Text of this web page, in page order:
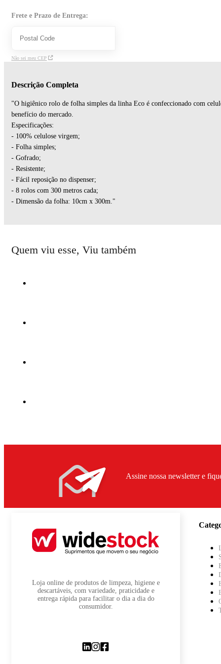
Frete e Prazo de Entrega:
Não sei meu CEP
Descrição Completa
"O higiênico rolo de folha simples da linha Eco é confeccionado com
benefício do mercado.
Especificações:
- 100% celulose virgem;
- Folha simples;
- Gofrado;
- Resistente;
- Fácil reposição no dispenser;
- 8 rolos com 300 metros cada;
- Dimensão da folha: 10cm x 300m."
Quem viu esse, Viu também
Assine nossa newsletter e
Loja online de produtos de limpeza, higiene e
descartáveis, com variedade, praticidade e
entrega rápida para facilitar o dia a dia do
consumidor.